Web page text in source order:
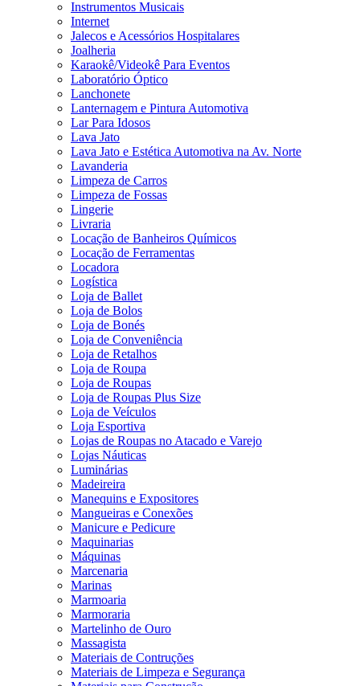
Instrumentos Musicais
Internet
Jalecos e Acessórios Hospitalares
Joalheria
Karaokê/Videokê Para Eventos
Laboratório Óptico
Lanchonete
Lanternagem e Pintura Automotiva
Lar Para Idosos
Lava Jato
Lava Jato e Estética Automotiva na Av. Norte
Lavanderia
Limpeza de Carros
Limpeza de Fossas
Lingerie
Livraria
Locação de Banheiros Químicos
Locação de Ferramentas
Locadora
Logística
Loja de Ballet
Loja de Bolos
Loja de Bonés
Loja de Conveniência
Loja de Retalhos
Loja de Roupa
Loja de Roupas
Loja de Roupas Plus Size
Loja de Veículos
Loja Esportiva
Lojas de Roupas no Atacado e Varejo
Lojas Náuticas
Luminárias
Madeireira
Manequins e Expositores
Mangueiras e Conexões
Manicure e Pedicure
Maquinarias
Máquinas
Marcenaria
Marinas
Marmoaria
Marmoraria
Martelinho de Ouro
Massagista
Materiais de Contruções
Materiais de Limpeza e Segurança